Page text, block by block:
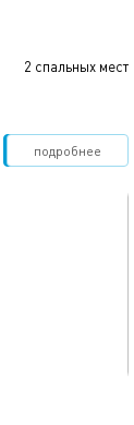
2 спальных мест
подробнее
Забронировать